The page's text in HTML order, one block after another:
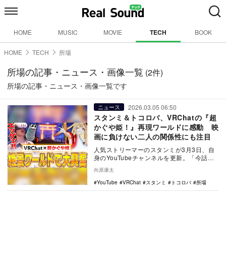
HOME MUSIC MOVIE TECH BOOK
HOME TECH 所場
所場の記事・ニュース・画像一覧 (2件)
所場の記事・ニュース・画像一覧です
ニュース 2026.03.05 06:50
スタンミ＆トコロバ、VRChatの『超
かぐや姫！』再現ワールドに感動 映
画に負けない二人の関係性にも注目
人気ストリーマーのスタンミが3月3日、自
身のYouTubeチャンネルを更新。「今話題
に圧倒…
向原康太
YouTube
VRChat スタンミ トコロバ 所場